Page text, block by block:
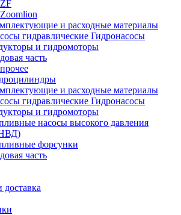
и расходные материалы
гидравлические Гидронасосы
и гидромоторы
часть
и расходные материалы
гидравлические Гидронасосы
и гидромоторы
насосы высокого давления
форсунки
часть
доставка